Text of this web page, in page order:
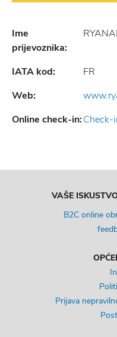
Ime
prijevoznika:
IATA kod:
FR
Web:
Online check-in:Check-
VAŠE
B2C online
Prijava